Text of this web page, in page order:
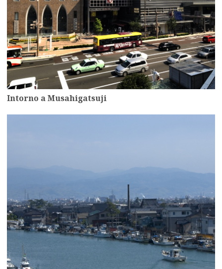
Intorno a Musahigatsuji